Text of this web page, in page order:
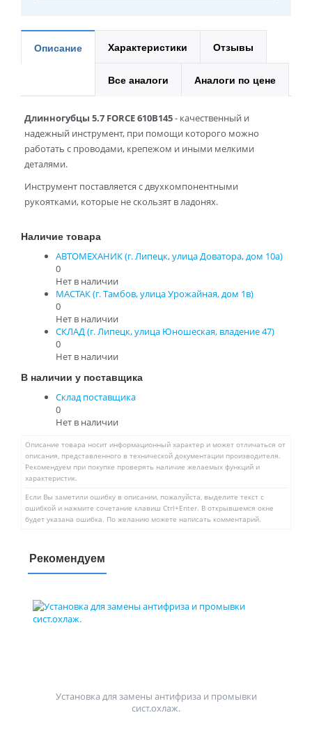
Описание Характеристики Отзывы
Все аналоги Аналоги по цене
Длинногубцы 5.7 FORCE 610B145- качественный и
надежный инструмент, при помощи которого можно
работать с проводами, крепежом и иными мелкими
деталями.
Инструмент поставляется с двухкомпонентными
рукоятками, которые не скользят в ладонях.
Наличие товара
АВТОМЕХАНИК (г. Липецк, улица Доватора, дом 10а)
0
Нет в наличии
МАСТАК (г. Тамбов, улица Урожайная, дом 1в)
0
Нет в наличии
СКЛАД (г. Липецк, улица Юношеская, владение 47)
0
Нет в наличии
В наличии у поставщика
Склад поставщика
0
Нет в наличии
Описание товара носит информационный характер и может отличаться от
описания, представленного в технической документации производителя.
Рекомендуем при покупке проверять наличие желаемых функций и
характеристик.
Если Вы заметили ошибку в описании, пожалуйста, выделите текст с
ошибкой и нажмите сочетание клавиш Ctrl+Enter. В открывшемся окне
будет указана ошибка. По желанию можете написать комментарий.
Рекомендуем
Установка для замены антифриза и промывки
сист.охлаж.